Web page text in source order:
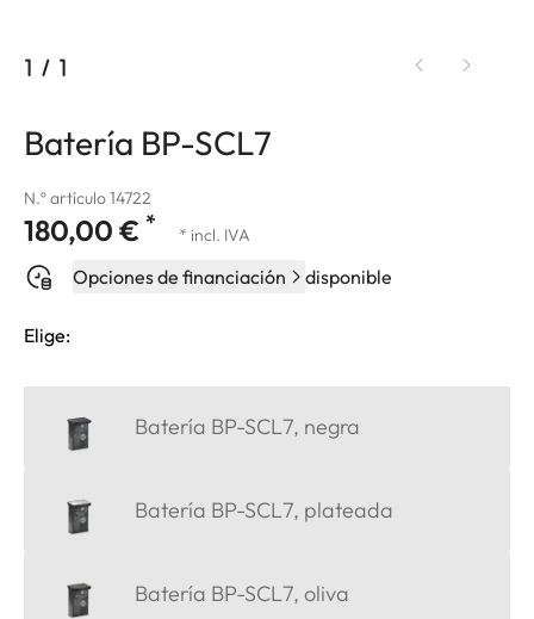
1 / 1
Batería BP-SCL7
N.º artículo 14722
180,00 € * * incl. IVA
Opciones de financiación disponible
Elige:
Batería BP-SCL7, negra
Batería BP-SCL7, plateada
Batería BP-SCL7, oliva